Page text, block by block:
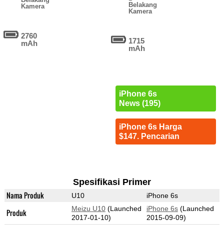
Kamera
2760
mAh
Belakang
Kamera
1715
mAh
iPhone 6s
News (195)
iPhone 6s Harga
$147. Pencarian
Spesifikasi Primer
Nama Produk U10 iPhone 6s
Produk Meizu U10(Launched
2017-01-10)
iPhone 6s(Launched
2015-09-09)